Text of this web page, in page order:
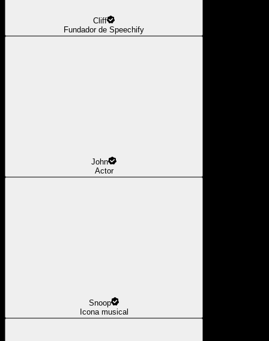
Cliff
Fundador de Speechify
John
Actor
Snoop
Icona musical